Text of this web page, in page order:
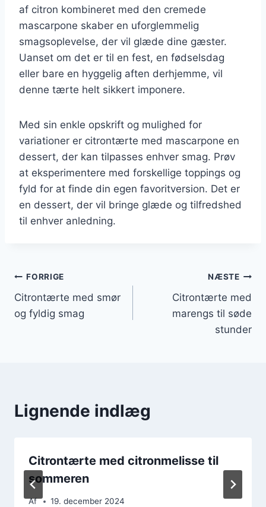
af citron kombineret med den cremede
mascarpone skaber en uforglemmelig
smagsoplevelse, der vil glæde dine gæster.
Uanset om det er til en fest, en fødselsdag
eller bare en hyggelig aften derhjemme, vil
denne tærte helt sikkert imponere.
Med sin enkle opskrift og mulighed for
variationer er citrontærte med mascarpone en
dessert, der kan tilpasses enhver smag. Prøv
at eksperimentere med forskellige toppings og
fyld for at finde din egen favoritversion. Det er
en dessert, der vil bringe glæde og tilfredshed
til enhver anledning.
Indlægsnavigation
FORRIGE
Citrontærte med smør
og fyldig smag
NÆSTE
Citrontærte med
marengs til søde
stunder
Lignende indlæg
Citrontærte med citronmelisse til
sommeren
Af 19. december 2024